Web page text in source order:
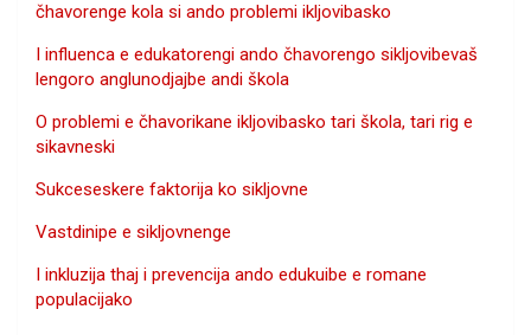
čhavorenge kola si ando problemi ikljovibasko
I influenca e edukatorengi ando čhavorengo sikljovibevaš
lengoro anglunodjajbe andi škola
O problemi e čhavorikane ikljovibasko tari škola, tari rig e
sikavneski
Sukceseskere faktorija ko sikljovne
Vastdinipe e sikljovnenge
I inkluzija thaj i prevencija ando edukuibe e romane
populacijako